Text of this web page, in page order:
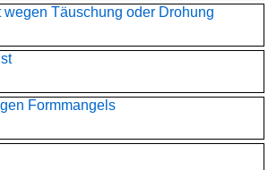
wegen Täuschung oder Drohung
Formmangels